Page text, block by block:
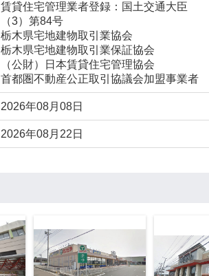
賃貸住宅管理業者登録：国土交通大臣
（3）第84号
栃木県宅地建物取引業協会
栃木県宅地建物取引業保証協会
（公財）日本賃貸住宅管理協会
首都圏不動産公正取引協議会加盟事業者
2026年08月08日
2026年08月22日